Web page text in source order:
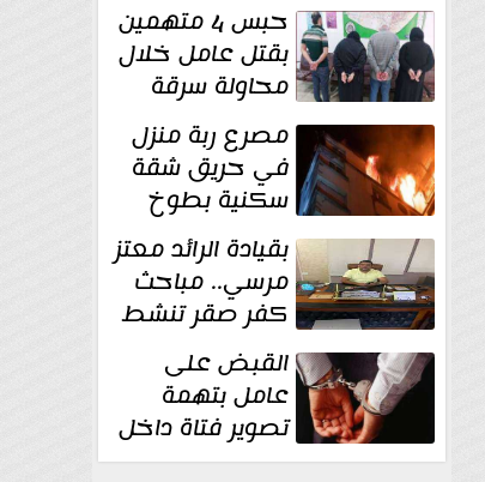
حبس 4 متهمين
بقتل عامل خلال
محاولة سرقة
دراجة نارية في
المنوفية مصرع ربة منزل
في حريق شقة
سكنية بطوخ
بقيادة الرائد معتز
مرسي.. مباحث
كفر صقر تنشط
بقوة وتوجه
ضربات أمنية... القبض على
عامل بتهمة
تصوير فتاة داخل
غرفة تغيير